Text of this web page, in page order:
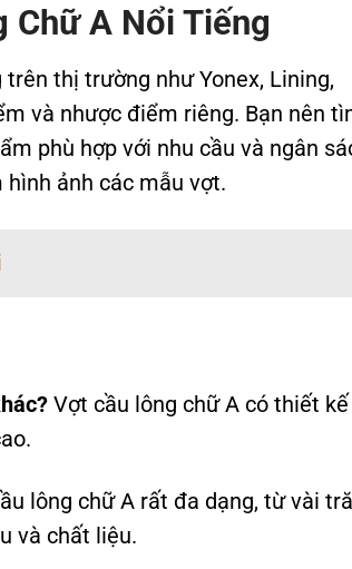
Chữ A Nổi Tiếng
thị trường như Yonex, Lining,
và nhược điểm riêng. Bạn nên
phù hợp với nhu cầu và ngân
hình ảnh các mẫu vợt.
Vợt cầu lông chữ A có thiết kế
lông chữ A rất đa dạng, từ vài
và chất liệu.